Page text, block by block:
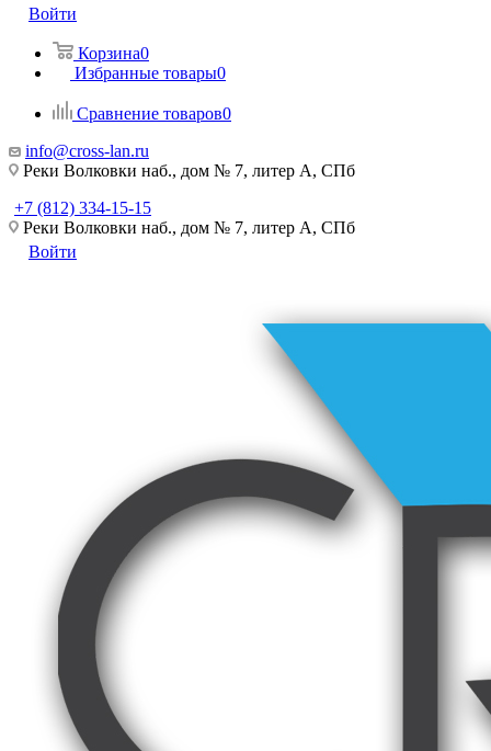
Войти
Корзина0
Избранные товары0
Сравнение товаров0
info@cross-lan.ru
Реки Волковки наб., дом № 7, литер А, СПб
+7 (812) 334-15-15
Реки Волковки наб., дом № 7, литер А, СПб
Войти